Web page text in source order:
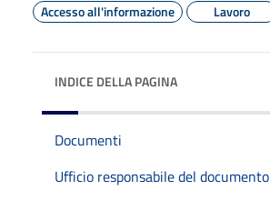
Accesso all'informazione
Lavoro
INDICE DELLA PAGINA
Documenti
Ufficio responsabile del documento